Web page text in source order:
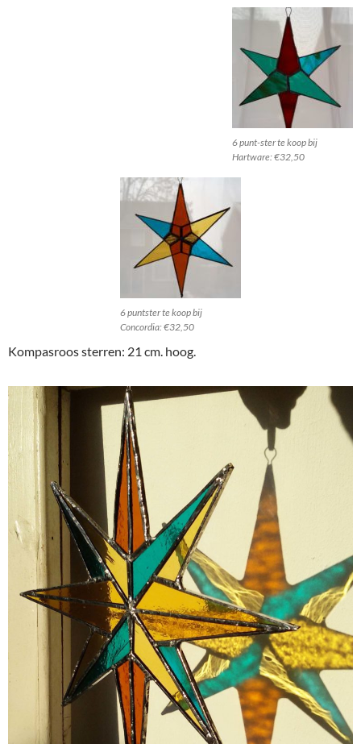
6 punt-ster te koop bij
Hartware: €32,50
6 puntster te koop bij
Concordia: €32,50
Kompasroos sterren: 21 cm. hoog.